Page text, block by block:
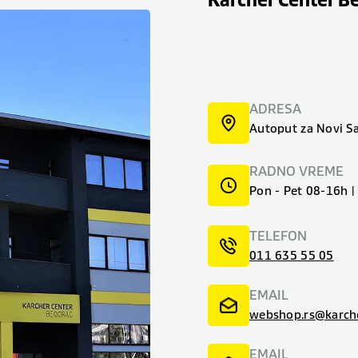
ADRESA
Autoput za Novi
RADNO VREME
Pon - Pet 08-16h
TELEFON
011 635 55 05
EMAIL
EMAIL